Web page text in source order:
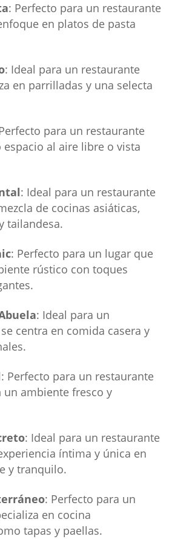
: Perfecto para un restaurante
en platos de pasta
: Ideal para un restaurante
en parrilladas y una selecta
para un restaurante
al aire libre o vista
: Ideal para un restaurante
de cocinas asiáticas,
tailandesa.
: Perfecto para un lugar que
rústico con toques
: Ideal para un
centra en comida casera y
: Perfecto para un restaurante
un ambiente fresco y
: Ideal para un restaurante
íntima y única en
y tranquilo.
: Perfecto para un
en cocina
tapas y paellas.